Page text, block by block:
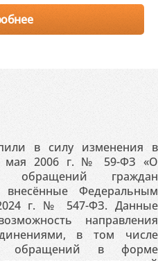
в силу изменения в
мая 2006 г. № 59-ФЗ «О
обращений граждан
внесённые Федеральным
г. № 547-ФЗ. Данные
направления
в том числе
обращений в форме